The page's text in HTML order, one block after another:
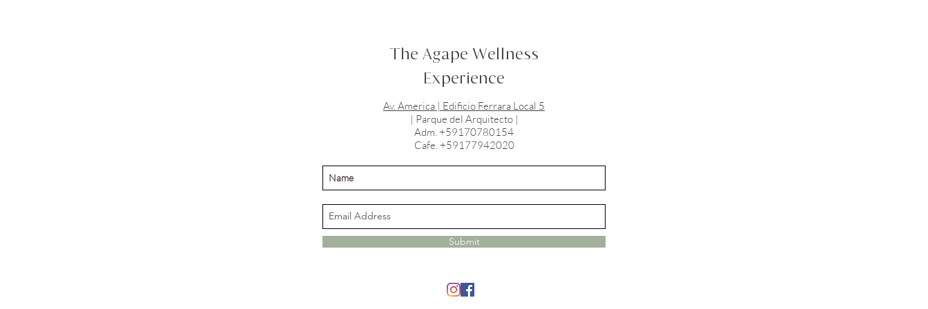
The Agape Wellness
Experience
Av. America | Edificio Ferrara Local 5
| Parque del Arquitecto |
Adm. +59170780154
Cafe. +59177942020
Submit